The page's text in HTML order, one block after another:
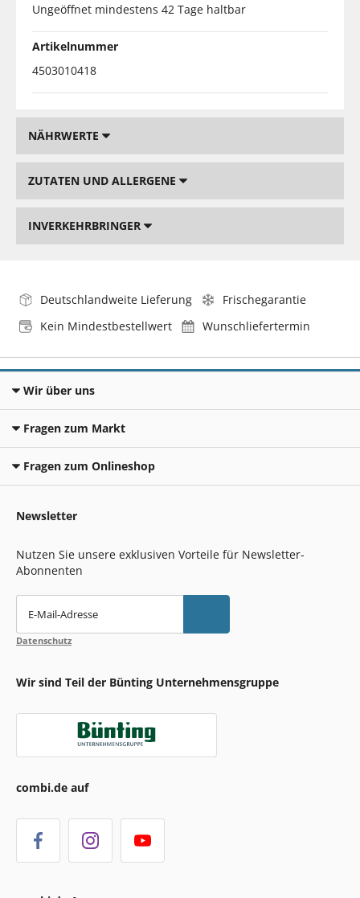
Ungeöffnet mindestens 42 Tage haltbar
Artikelnummer
4503010418
NÄHRWERTE
ZUTATEN UND ALLERGENE
INVERKEHRBRINGER
Deutschlandweite Lieferung
Frischegarantie
Kein Mindestbestellwert
Wunschliefertermin
Wir über uns
Fragen zum Markt
Fragen zum Onlineshop
Newsletter
Nutzen Sie unsere exklusiven Vorteile für Newsletter-
Abonnenten
E-Mail-Adresse
Datenschutz
Wir sind Teil der Bünting Unternehmensgruppe
combi.de auf